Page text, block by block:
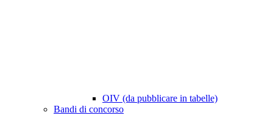
OIV (da pubblicare in tabelle)
Bandi di concorso